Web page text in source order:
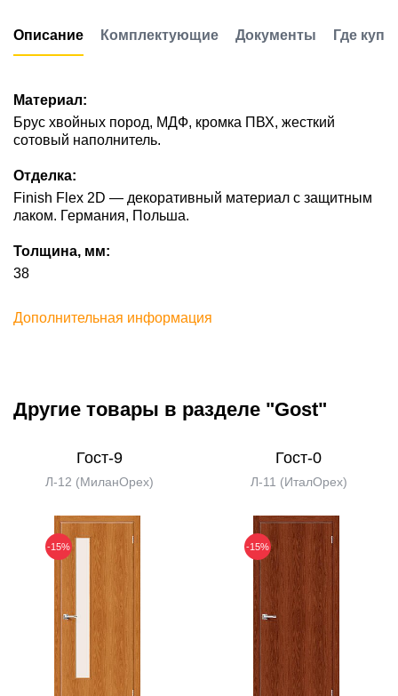
Описание Комплектующие Документы Где
Материал:
Брус хвойных пород, МДФ, кромка ПВХ, жесткий
сотовый наполнитель.
Отделка:
Finish Flex 2D — декоративный материал с защитным
лаком. Германия, Польша.
Толщина, мм:
38
Дополнительная информация
Другие товары в разделе "Gost"
Гост-9
Л-12 (МиланОрех)
-15%
Гост-0
Л-11 (ИталОрех)
-15%